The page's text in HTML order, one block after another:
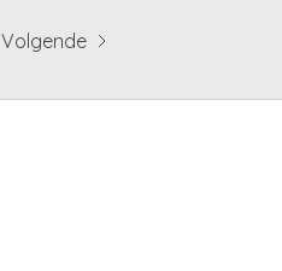
Volgende